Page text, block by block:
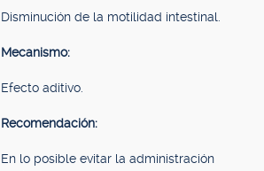
Disminución de la motilidad intestinal.
Mecanismo:
Efecto aditivo.
Recomendación:
En lo posible evitar la administración